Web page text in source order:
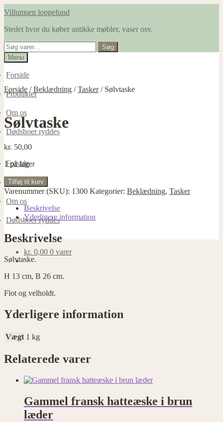
Spring
navigation
Spring
indhold
Villumsen loppefund
Stedet hvor du køber antikke møbler, vaser osv.
Søg
efter:
Søg
Menu
Forside
Produkter
Om os
Dødsboer ryddes
Forside
Produkter
Om os
Dødsboer ryddes
kr. 0,00 0 varer
Forside /Beklædning /Tasker/ Sølvtaske
Sølvtaske
kr. 50,00
1 på lager
Sølvtaske
antal
Tilføj til kurv
Varenummer (SKU): 1300 Kategorier: Beklædning, Tasker
Beskrivelse
Yderligere information
Beskrivelse
Sølvtaske.
H 13 cm, B 26 cm.
Flot og velholdt.
Yderligere information
Vægt 1 kg
Relaterede varer
Gammel fransk hatteæske i brun
læder